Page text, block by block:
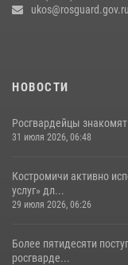
ukos@rosguard.gov.ru
НОВОСТИ
Росгвардейцы
31 июля 2026, 06:48
Костромичи активно
услуг» дл...
29 июля 2026, 06:26
Более пятидесяти
росгварде...